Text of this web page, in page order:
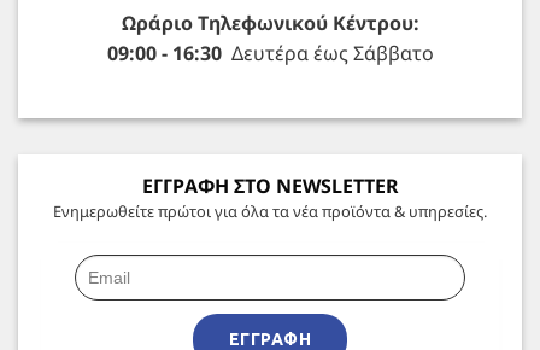
Ωράριο Τηλεφωνικού Κέντρου:
09:00 - 16:30Δευτέρα έως Σάββατο
ΕΓΓΡΑΦΗ ΣΤΟ NEWSLETTER
Ενημερωθείτε πρώτοι για όλα τα νέα προϊόντα & υπηρεσίες.
ΕΓΓΡΑΦΉ